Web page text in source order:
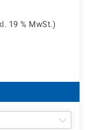
19 % MwSt.)